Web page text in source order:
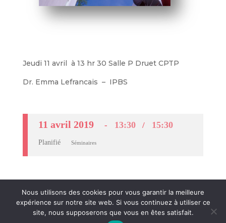
Jeudi 11 avril à 13 hr 30 Salle P Druet CPTP
Dr. Emma Lefrancais – IPBS
11 avril 2019 13:30 15:30
Planifié Séminaires
Crédits et mentions légales - © AgencesCosiWeb
Nous utilisons des cookies pour vous garantir la meilleure
expérience sur notre site web. Si vous continuez à utiliser ce
site, nous supposerons que vous en êtes satisfait.